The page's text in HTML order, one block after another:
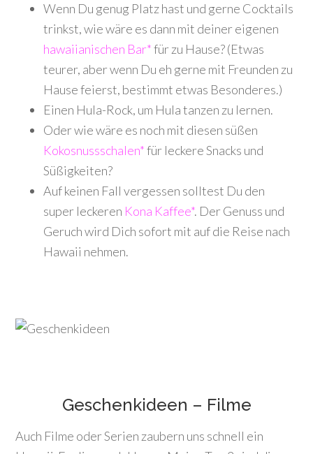
Wenn Du genug Platz hast und gerne Cocktails
trinkst, wie wäre es dann mit deiner eigenen
hawaiianischen Bar*für zu Hause? (Etwas
teurer, aber wenn Du eh gerne mit Freunden zu
Hause feierst, bestimmt etwas Besonderes.)
Einen Hula-Rock, um Hula tanzen zu lernen.
Oder wie wäre es noch mit diesen süßen
Kokosnussschalen*für leckere Snacks und
Süßigkeiten?
Auf keinen Fall vergessen solltest Du den
super leckeren Kona Kaffee*. Der Genuss und
Geruch wird Dich sofort mit auf die Reise nach
Hawaii nehmen.
Geschenkideen – Filme
Auch Filme oder Serien zaubern uns schnell ein